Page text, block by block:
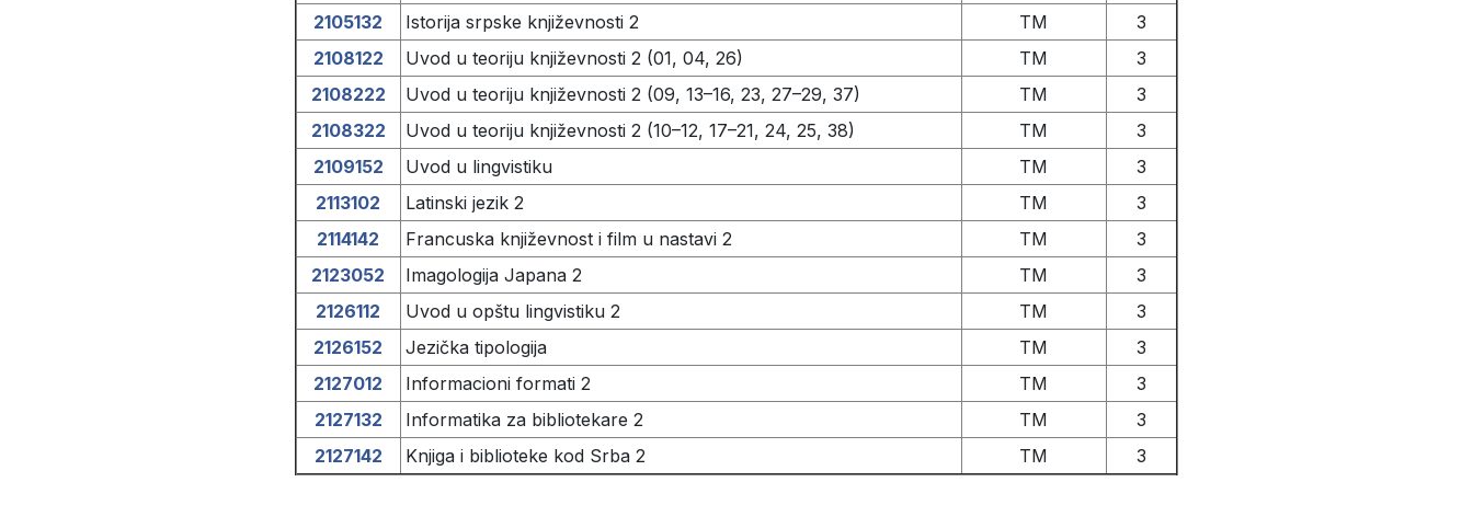
2105132
Istorija srpske književnosti 2 TM
3
2108122
Uvod u teoriju književnosti 2 (01, 04, 26) TM
3
2108222
Uvod u teoriju književnosti 2 (09, 13–16, 23, 27–29, 37) TM
3
2108322
Uvod u teoriju književnosti 2 (10–12, 17–21, 24, 25, 38) TM
3
2109152
Uvod u lingvistiku TM
3
2113102
Latinski jezik 2 TM
3
2114142
Francuska književnost i film u nastavi 2 TM
3
2123052
Imagologija Japana 2 TM
3
2126112
Uvod u opštu lingvistiku 2 TM
3
2126152
Jezička tipologija TM
3
2127012
Informacioni formati 2 TM
3
2127132
Informatika za bibliotekare 2 TM
3
2127142
Knjiga i biblioteke kod Srba 2 TM 3